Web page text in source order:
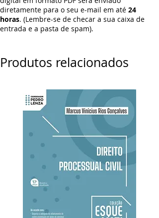
diretamente para o seu e-mail em até 24
horas. (Lembre-se de checar a sua caixa de
entrada e a pasta de spam).
Produtos relacionados